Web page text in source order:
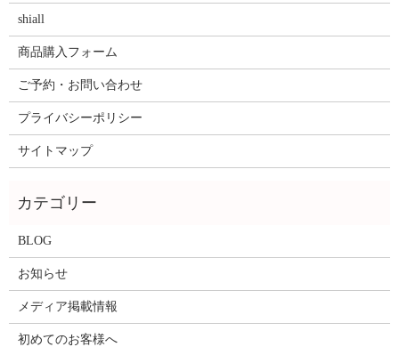
shiall
商品購入フォーム
ご予約・お問い合わせ
プライバシーポリシー
サイトマップ
BLOG
お知らせ
メディア掲載情報
初めてのお客様へ